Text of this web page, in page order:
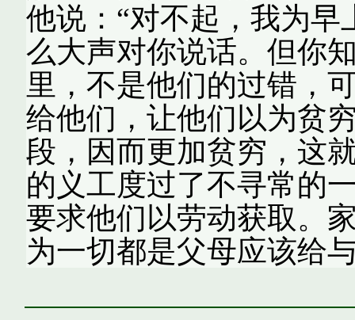
他说：“对不起，我为
么大声对你说话。但你
里，不是他们的过错，
给他们，让他们以为贫
段，因而更加贫穷，这
的义工度过了不寻常的
要求他们以劳动获取。
为一切都是父母应该给